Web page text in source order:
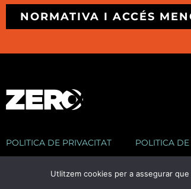
NORMATIVA I ACCÉS
POLITICA DE PRIVACITAT POLITICA
Utlitzem cookies per a assegurar